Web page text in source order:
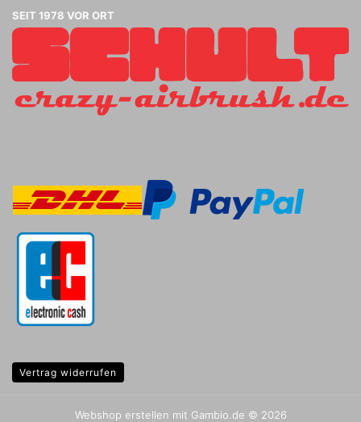
SEIT 1978 VOR ORT
Vertrag widerrufen
Webshop erstellen mit Gambio.de © 2026